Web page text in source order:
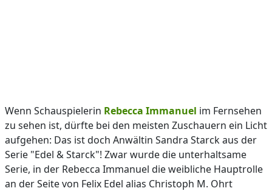
Wenn Schauspielerin Rebecca Immanuel im Fernsehen
zu sehen ist, dürfte bei den meisten Zuschauern ein Licht
aufgehen: Das ist doch Anwältin Sandra Starck aus der
Serie "Edel & Starck"! Zwar wurde die unterhaltsame
Serie, in der Rebecca Immanuel die weibliche Hauptrolle
an der Seite von Felix Edel alias Christoph M. Ohrt